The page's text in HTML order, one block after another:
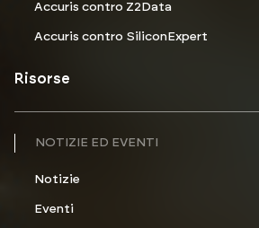
Accuris contro Z2Data
Accuris contro SiliconExpert
Risorse
NOTIZIE ED EVENTI
Notizie
Eventi